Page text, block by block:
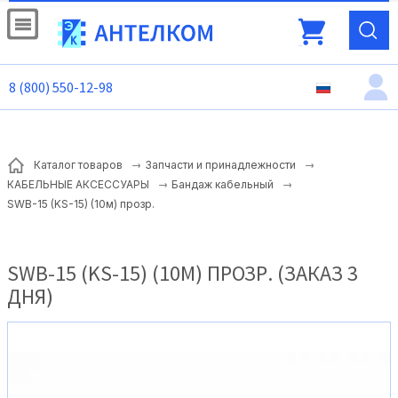
8 (800) 550-12-98
Каталог товаров
Запчасти и принадлежности
КАБЕЛЬНЫЕ АКСЕССУАРЫ
Бандаж кабельный
SWB-15 (KS-15) (10м) прозр.
SWB-15 (KS-15) (10М) ПРОЗР. (ЗАКАЗ 3
ДНЯ)